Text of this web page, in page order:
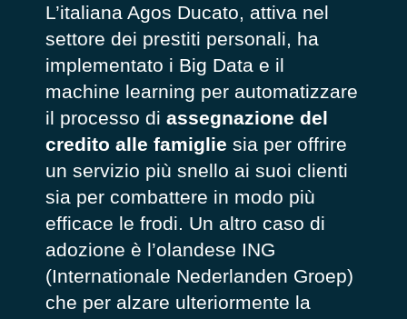
L’italiana Agos Ducato, attiva nel
settore dei prestiti personali, ha
implementato i Big Data e il
machine learning per automatizzare
il processo di assegnazione del
credito alle famiglie sia per offrire
un servizio più snello ai suoi clienti
sia per combattere in modo più
efficace le frodi. Un altro caso di
adozione è l’olandese ING
(Internationale Nederlanden Groep)
che per alzare ulteriormente la